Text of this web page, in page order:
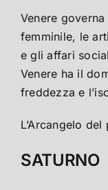
Venere
femminile, le
e gli affari
Venere ha il
freddezza e
L’Arcangelo
SATURNO